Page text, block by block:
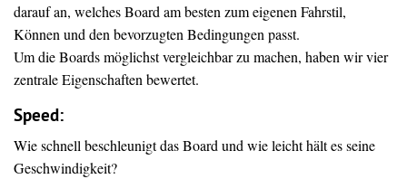
darauf an, welches Board am besten zum eigenen Fahrstil,
Können und den bevorzugten Bedingungen passt.
Um die Boards möglichst vergleichbar zu machen, haben wir vier
zentrale Eigenschaften bewertet.
Speed:
Wie schnell beschleunigt das Board und wie leicht hält es seine
Geschwindigkeit?